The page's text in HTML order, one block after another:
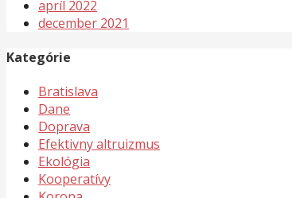
apríl 2022
december 2021
Kategórie
Bratislava
Dane
Doprava
Efektivny altruizmus
Ekológia
Kooperatívy